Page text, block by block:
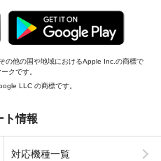
の他の国や地域におけるApple Inc.の商標で
クです。
LLC の商標です。
ト情報
対応機種一覧